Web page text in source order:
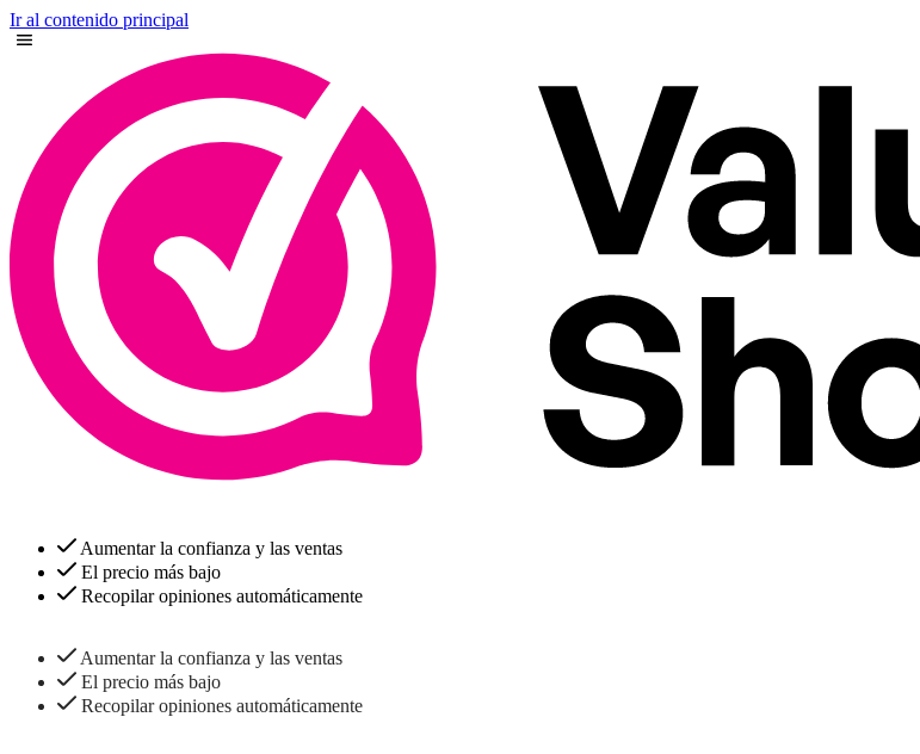
Ir al contenido principal
Aumentar la confianza y las ventas
El precio más bajo
Recopilar opiniones automáticamente
Aumentar la confianza y las ventas
El precio más bajo
Recopilar opiniones automáticamente